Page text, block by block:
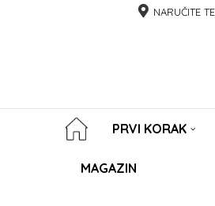
NARUČITE
PRVI KORAK
MAGAZIN